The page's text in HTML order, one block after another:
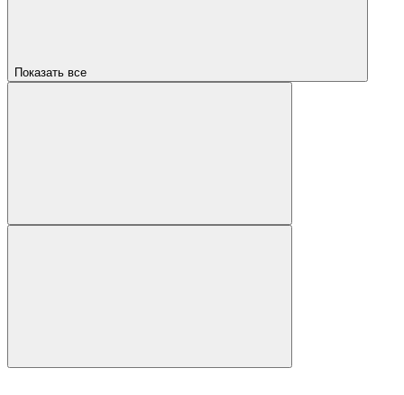
Показать все